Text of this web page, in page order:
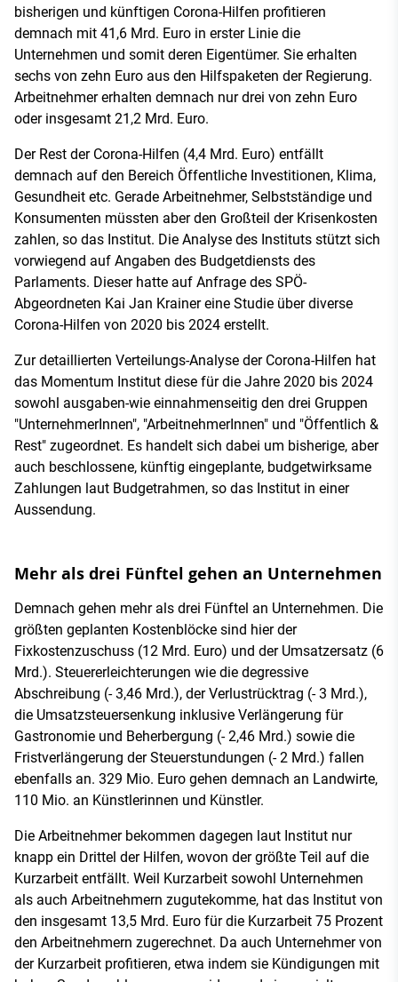
bisherigen und künftigen Corona-Hilfen profitieren
demnach mit 41,6 Mrd. Euro in erster Linie die
Unternehmen und somit deren Eigentümer. Sie erhalten
sechs von zehn Euro aus den Hilfspaketen der Regierung.
Arbeitnehmer erhalten demnach nur drei von zehn Euro
oder insgesamt 21,2 Mrd. Euro.
Der Rest der Corona-Hilfen (4,4 Mrd. Euro) entfällt
demnach auf den Bereich Öffentliche Investitionen, Klima,
Gesundheit etc. Gerade Arbeitnehmer, Selbstständige und
Konsumenten müssten aber den Großteil der Krisenkosten
zahlen, so das Institut. Die Analyse des Instituts stützt sich
vorwiegend auf Angaben des Budgetdiensts des
Parlaments. Dieser hatte auf Anfrage des SPÖ-
Abgeordneten Kai Jan Krainer eine Studie über diverse
Corona-Hilfen von 2020 bis 2024 erstellt.
Zur detaillierten Verteilungs-Analyse der Corona-Hilfen hat
das Momentum Institut diese für die Jahre 2020 bis 2024
sowohl ausgaben-wie einnahmenseitig den drei Gruppen
"UnternehmerInnen", "ArbeitnehmerInnen" und "Öffentlich &
Rest" zugeordnet. Es handelt sich dabei um bisherige, aber
auch beschlossene, künftig eingeplante, budgetwirksame
Zahlungen laut Budgetrahmen, so das Institut in einer
Aussendung.
Mehr als drei Fünftel gehen an Unternehmen
Demnach gehen mehr als drei Fünftel an Unternehmen. Die
größten geplanten Kostenblöcke sind hier der
Fixkostenzuschuss (12 Mrd. Euro) und der Umsatzersatz (6
Mrd.). Steuererleichterungen wie die degressive
Abschreibung (- 3,46 Mrd.), der Verlustrücktrag (- 3 Mrd.),
die Umsatzsteuersenkung inklusive Verlängerung für
Gastronomie und Beherbergung (- 2,46 Mrd.) sowie die
Fristverlängerung der Steuerstundungen (- 2 Mrd.) fallen
ebenfalls an. 329 Mio. Euro gehen demnach an Landwirte,
110 Mio. an Künstlerinnen und Künstler.
Die Arbeitnehmer bekommen dagegen laut Institut nur
knapp ein Drittel der Hilfen, wovon der größte Teil auf die
Kurzarbeit entfällt. Weil Kurzarbeit sowohl Unternehmen
als auch Arbeitnehmern zugutekomme, hat das Institut von
den insgesamt 13,5 Mrd. Euro für die Kurzarbeit 75 Prozent
den Arbeitnehmern zugerechnet. Da auch Unternehmer von
der Kurzarbeit profitieren, etwa indem sie Kündigungen mit